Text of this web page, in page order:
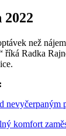
než
říká Radka
nevyčerpaným
komfort